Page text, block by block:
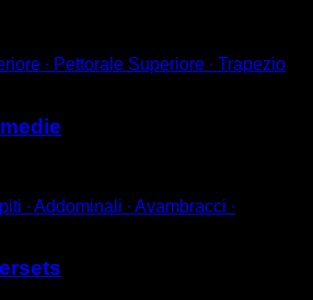
∙ Pettorale Superiore ∙ Trapezio
∙ Addominali ∙ Avambracci ∙